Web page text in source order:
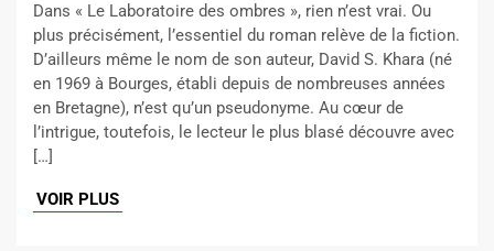
Dans « Le Laboratoire des ombres », rien n’est vrai. Ou
plus précisément, l’essentiel du roman relève de la fiction.
D’ailleurs même le nom de son auteur, David S. Khara (né
en 1969 à Bourges, établi depuis de nombreuses années
en Bretagne), n’est qu’un pseudonyme. Au cœur de
l’intrigue, toutefois, le lecteur le plus blasé découvre avec
[…]
VOIR PLUS